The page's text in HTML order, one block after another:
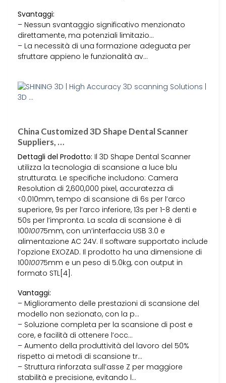
Svantaggi:
– Nessun svantaggio significativo menzionato
direttamente, ma potenziali limitazio…
– La necessità di una formazione adeguata per
sfruttare appieno le funzionalità av…
China Customized 3D Shape Dental Scanner
Suppliers, …
Dettagli del Prodotto: Il 3D Shape Dental Scanner
utilizza la tecnologia di scansione a luce blu
strutturata. Le specifiche includono: Camera
Resolution di 2,600,000 pixel, accuratezza di
<0.010mm, tempo di scansione di 6s per l’arco
superiore, 9s per l’arco inferiore, 13s per 1-8 denti e
50s per l’impronta. La scala di scansione è di
10010075mm, con un’interfaccia USB 3.0 e
alimentazione AC 24V. Il software supportato include
l’opzione EXOZAD. Il prodotto ha una dimensione di
10010075mm e un peso di 5.0kg, con output in
formato STL[4].
Vantaggi:
– Miglioramento delle prestazioni di scansione del
modello non sezionato, con la p…
– Soluzione completa per la scansione di post e
core, e facilità di ottenere l’occ…
– Aumento della produttività del lavoro del 50%
rispetto ai metodi di scansione tr…
– Struttura rinforzata sull’asse Z per maggiore
stabilità e precisione, evitando l…